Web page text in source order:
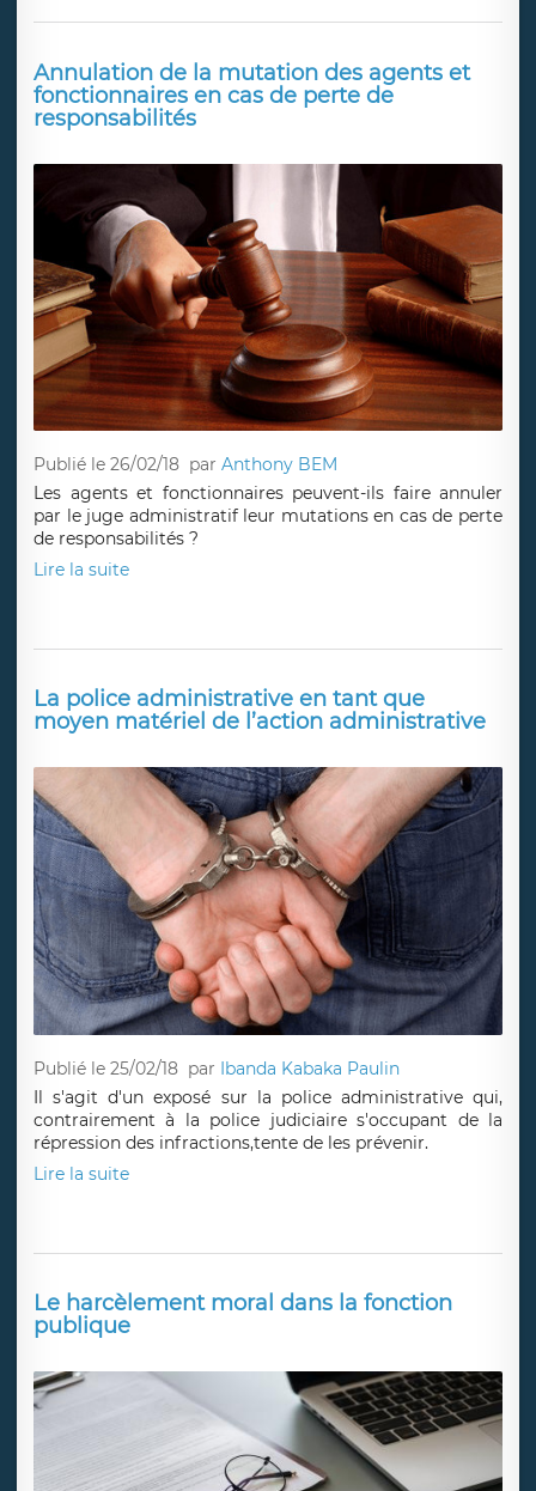
Annulation de la mutation des agents et
fonctionnaires en cas de perte de
responsabilités
Publié le 26/02/18 parAnthony BEM
Les agents et fonctionnaires peuvent-ils faire annuler
par le juge administratif leur mutations en cas de perte
de responsabilités ?
Lire la suite
La police administrative en tant que
moyen matériel de l’action administrative
Publié le 25/02/18 par Ibanda Kabaka Paulin
Il s'agit d'un exposé sur la police administrative qui,
contrairement à la police judiciaire s'occupant de la
répression des infractions,tente de les prévenir.
Lire la suite
Le harcèlement moral dans la fonction
publique